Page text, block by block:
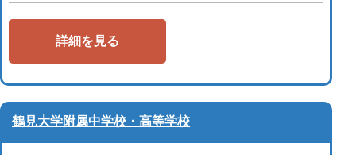
詳細を見る
鶴見大学附属中学校・高等学校